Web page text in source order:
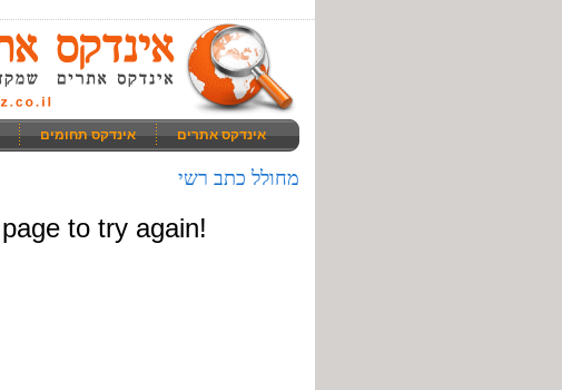
אינדקס אתרים אינדקס תחומים
מחולל כתב רשי